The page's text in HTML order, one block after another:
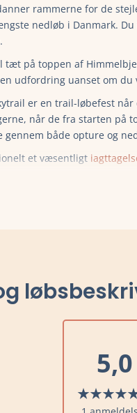
rammerne for de
nedløb i Danmark.
tæt på toppen af
udfordring uanset om
er en trail-løbefest
når de fra starten på
gennem både opture og
et væsentligt
5,0